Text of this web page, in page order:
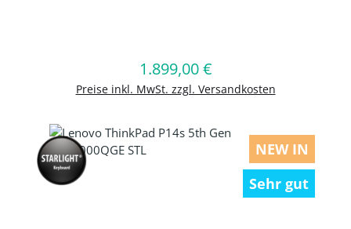
Regulärer Preis:
1.899,00 €
Preise inkl. MwSt. zzgl. Versandkosten
In den Warenkorb
NEW IN
Sehr gut